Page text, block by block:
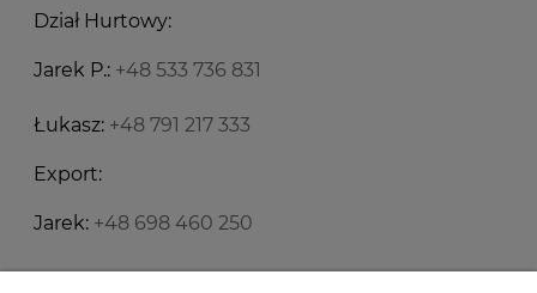
Dział Hurtowy:
Jarek P.: +48 533 736 831
Łukasz: +48 791 217 333
Export:
Jarek: +48 698 460 250